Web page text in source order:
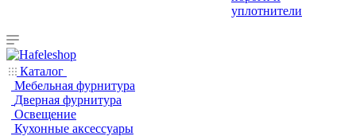
уплотнители
Каталог
Мебельная фурнитура
Дверная фурнитура
Освещение
Кухонные аксессуары